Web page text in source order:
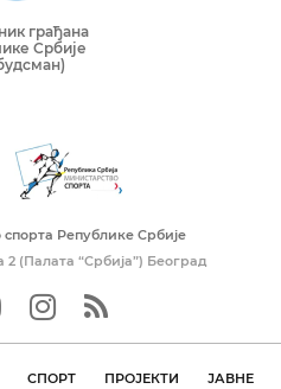
грађана
Србије
Републике Србије
(Палата “Србија”) Београд
СПОРТ ПРОЈЕКТИ
ЈАВНЕ